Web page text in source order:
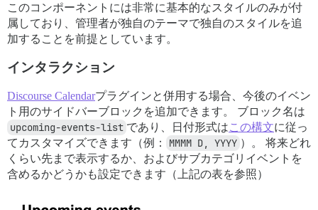
このコンポーネントには非常に基本的なスタイルのみが付
属しており、管理者が独自のテーマで独自のスタイルを追
加することを前提としています。
インタラクション
Discourse Calendarプラグインと併用する場合、今後のイベン
ト用のサイドバーブロックを追加できます。 ブロック名は
upcoming-events-list であり、日付形式はこの構文に従っ
てカスタマイズできます（例：
MMMM D, YYYY ）。 将来どれ
くらい先まで表示するか、およびサブカテゴリイベントを
含めるかどうかも設定できます（上記の表を参照）